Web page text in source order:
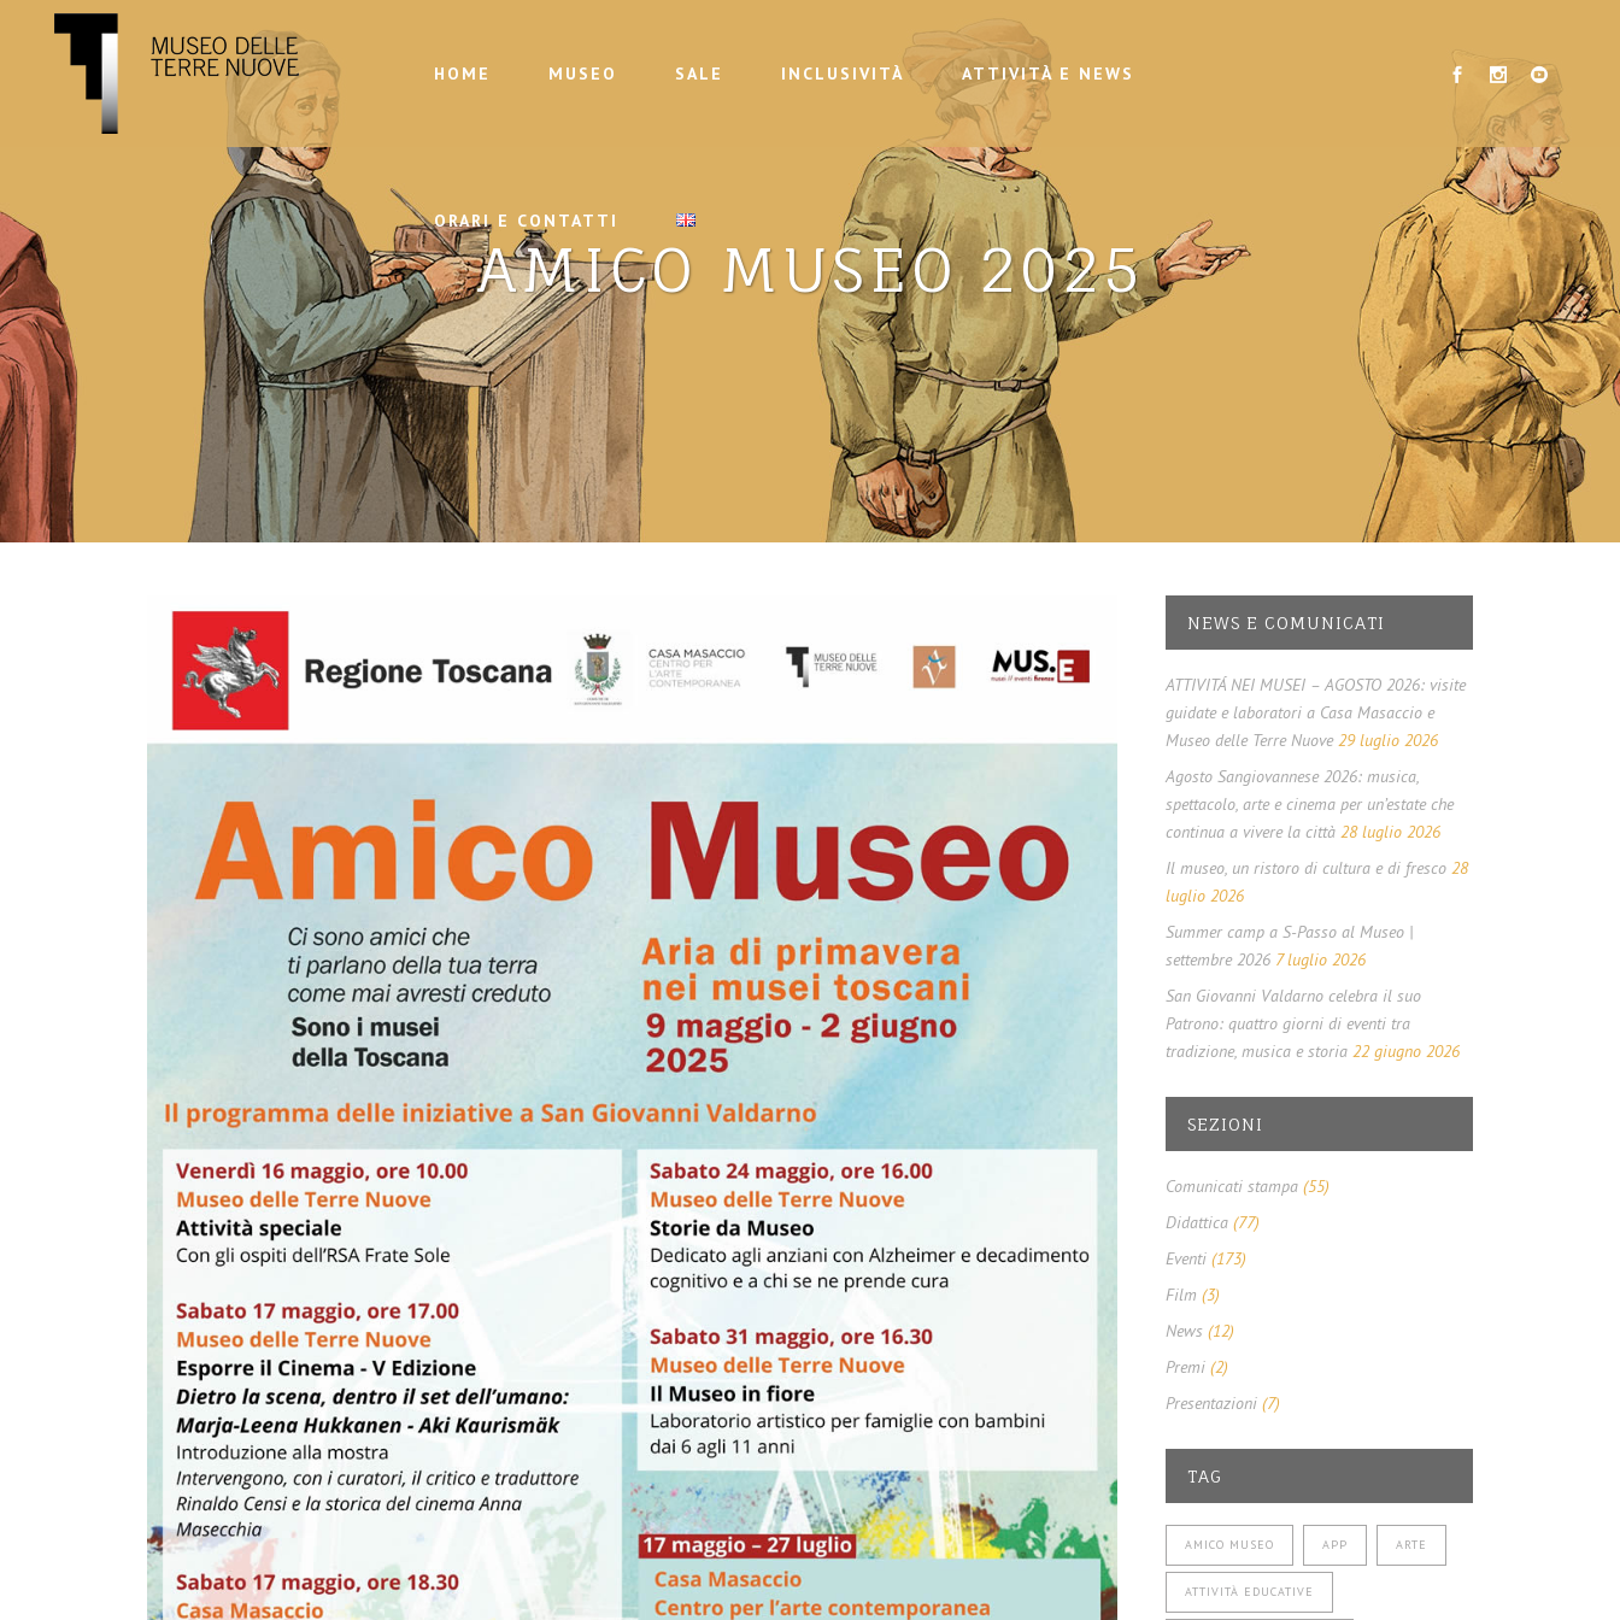
HOME MUSEO SALE INCLUSIVITÀ ATTIVITÀ E NEWS
ORARI E CONTATTI
AMICO MUSEO 2025
NEWS E COMUNICATI
ATTIVITÁ NEI MUSEI – AGOSTO 2026: visite
guidate e laboratori a Casa Masaccio e
Museo delle Terre Nuove 29 luglio 2026
Agosto Sangiovannese 2026: musica,
spettacolo, arte e cinema per un’estate che
continua a vivere la città 28 luglio 2026
Il museo, un ristoro di cultura e di fresco 28
luglio 2026
Summer camp a S-Passo al Museo |
settembre 2026 7 luglio 2026
San Giovanni Valdarno celebra il suo
Patrono: quattro giorni di eventi tra
tradizione, musica e storia 22 giugno 2026
SEZIONI
Comunicati stampa (55)
Didattica (77)
Eventi (173)
Film (3)
News (12)
Premi (2)
Presentazioni (7)
TAG
AMICO MUSEO APP ARTE
ATTIVITÀ EDUCATIVE